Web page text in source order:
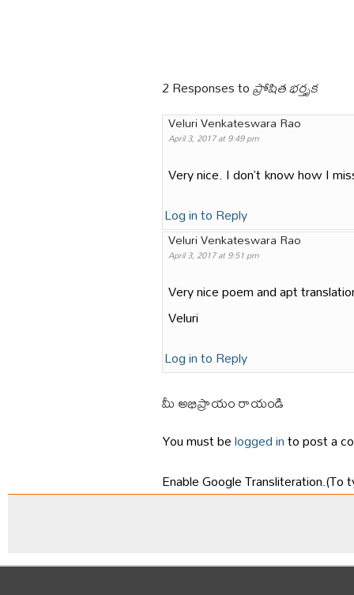
2 Responses toప్రోషిత భర్తృక
Veluri Venkateswara Rao
April 3, 2017 at 9:49 pm
Very nice. I don’t know how I
Log in to Reply
Veluri Venkateswara Rao
April 3, 2017 at 9:51 pm
Very nice poem and apt
Veluri
Log in to Reply
మీ అభిప్రాయం రాయండి
You must belogged into post a
Enable Google